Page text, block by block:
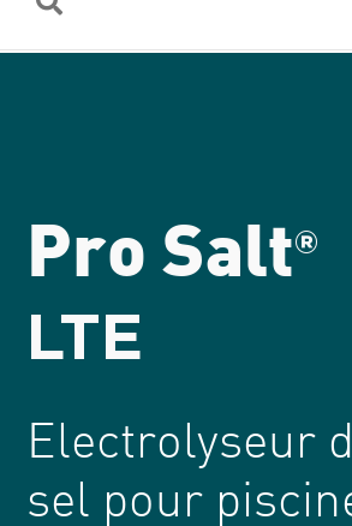
Pro Salt®
LTE
Electrolyseur
sel pour